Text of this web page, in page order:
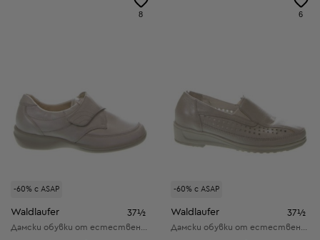
-60% с ASAP
8
Waldlaufer 37½
-60% с ASAP
6
Waldlaufer 37½